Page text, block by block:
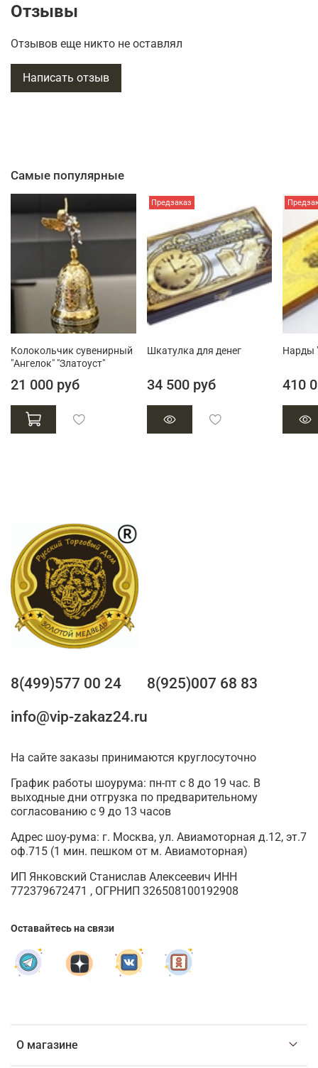
маше с использованием яичной темперы, сусального золота.
Отзывы
Отзывов еще никто не оставлял
Написать отзыв
Самые популярные
Колокольчик сувенирный
"Ангелок" "Златоуст"
21 000 руб
Предзаказ
Шкатулка для денег
34 500 руб
Нарды
410
О магазине
8(499)577 00 24
8(925)007 68 83
info@vip-zakaz24.ru
На сайте заказы принимаются круглосуточно
График работы шоурума: пн-пт с 8 до 19 час. В
выходные дни отгрузка по предварительному
согласованию с 9 до 13 часов
Адрес шоу-рума: г. Москва, ул. Авиамоторная д.12, эт.7
оф.715 (1 мин. пешком от м. Авиамоторная)
ИП Янковский Станислав Алексеевич ИНН
772379672471 , ОГРНИП 326508100192908
Оставайтесь на связи